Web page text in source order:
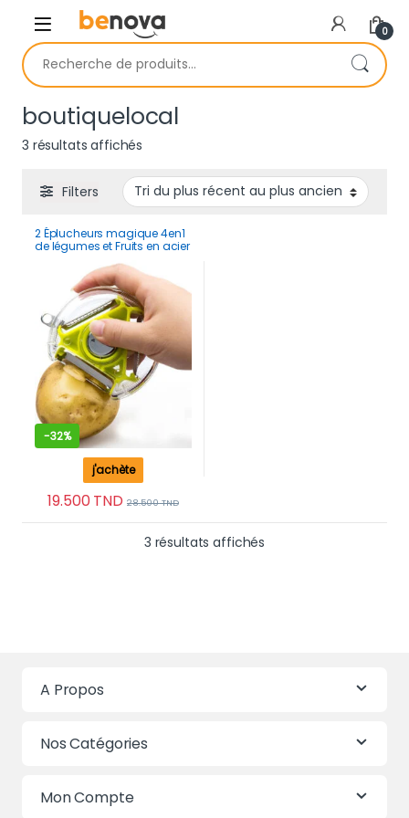
Skip to navigation
Skip to content
0
Recherche pour :
boutiquelocal
3 résultats affichés
Filters
2 Éplucheurs magique 4en1
de légumes et Fruits en acier
-32%
19.500TND 28.500TND
j'achète
3 résultats affichés
A Propos
Nos Catégories
Mon Compte